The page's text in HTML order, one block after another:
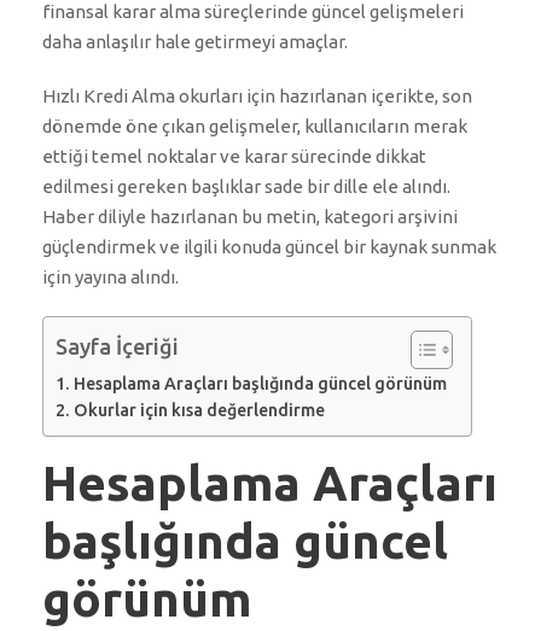
finansal karar alma süreçlerinde güncel gelişmeleri
daha anlaşılır hale getirmeyi amaçlar.
Hızlı Kredi Alma okurları için hazırlanan içerikte, son
dönemde öne çıkan gelişmeler, kullanıcıların merak
ettiği temel noktalar ve karar sürecinde dikkat
edilmesi gereken başlıklar sade bir dille ele alındı.
Haber diliyle hazırlanan bu metin, kategori arşivini
güçlendirmek ve ilgili konuda güncel bir kaynak sunmak
için yayına alındı.
Sayfa İçeriği
Hesaplama Araçları başlığında güncel görünüm
Okurlar için kısa değerlendirme
Hesaplama Araçları
başlığında güncel
görünüm